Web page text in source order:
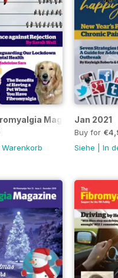
MagaineJan 2021
Buy for
Siehe
In